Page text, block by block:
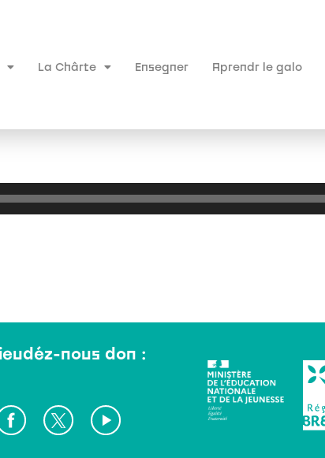
La Chârte Ensegner Aprendr le galo
nous don :